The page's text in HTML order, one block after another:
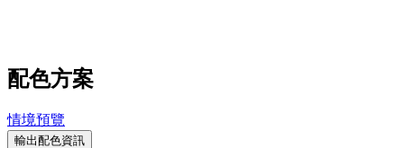
配色方案
情境預覽
輸出配色資訊